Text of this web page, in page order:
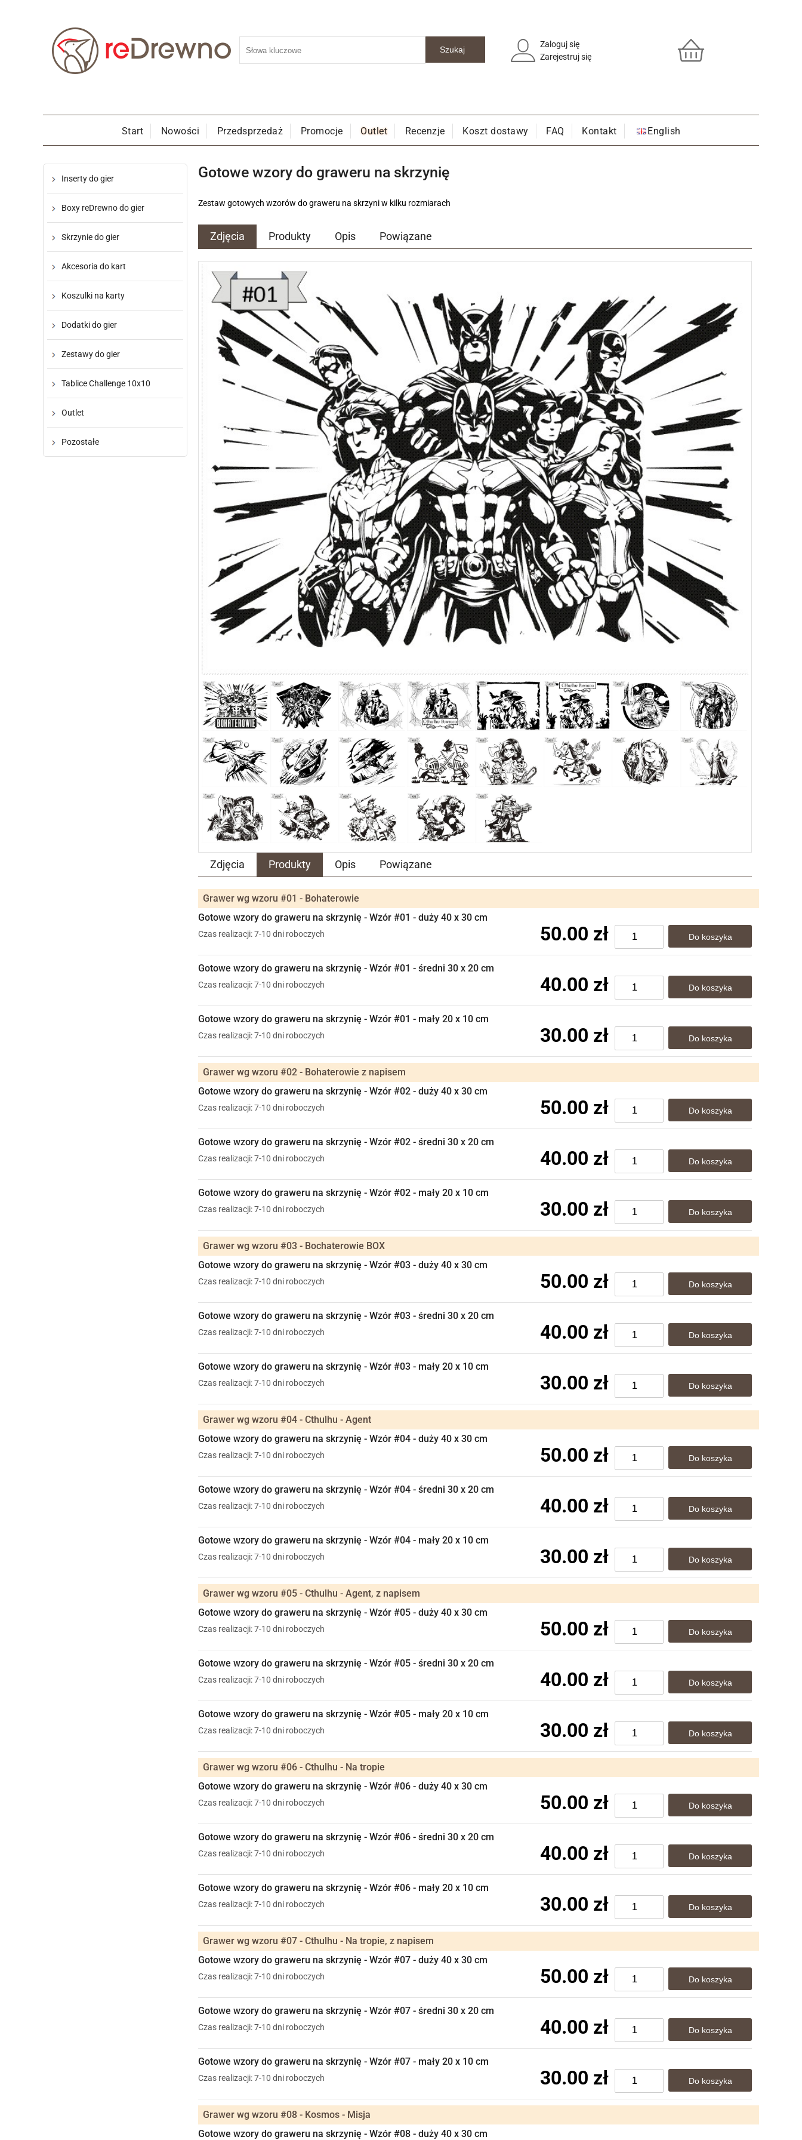
Zaloguj się
Zarejestruj się
Start Nowości Przedsprzedaż Promocje Outlet Recenzje Koszt dostawy FAQ Kontakt English
Inserty do gier
Boxy reDrewno do gier
Skrzynie do gier
Akcesoria do kart
Koszulki na karty
Dodatki do gier
Zestawy do gier
Tablice Challenge 10x10
Outlet
Pozostałe
Gotowe wzory do graweru na skrzynię
Zestaw gotowych wzorów do graweru na skrzyni w kilku rozmiarach
Zdjęcia Produkty Opis Powiązane
Zdjęcia Produkty Opis Powiązane
Grawer wg wzoru #01 - Bohaterowie
Gotowe wzory do graweru na skrzynię - Wzór #01 - duży 40 x 30 cm
Czas realizacji: 7-10 dni roboczych 50.00 zł
Gotowe wzory do graweru na skrzynię - Wzór #01 - średni 30 x 20 cm
Czas realizacji: 7-10 dni roboczych 40.00 zł
Gotowe wzory do graweru na skrzynię - Wzór #01 - mały 20 x 10 cm
Czas realizacji: 7-10 dni roboczych 30.00 zł
Grawer wg wzoru #02 - Bohaterowie z napisem
Gotowe wzory do graweru na skrzynię - Wzór #02 - duży 40 x 30 cm
Czas realizacji: 7-10 dni roboczych 50.00 zł
Gotowe wzory do graweru na skrzynię - Wzór #02 - średni 30 x 20 cm
Czas realizacji: 7-10 dni roboczych 40.00 zł
Gotowe wzory do graweru na skrzynię - Wzór #02 - mały 20 x 10 cm
Czas realizacji: 7-10 dni roboczych 30.00 zł
Grawer wg wzoru #03 - Bochaterowie BOX
Gotowe wzory do graweru na skrzynię - Wzór #03 - duży 40 x 30 cm
Czas realizacji: 7-10 dni roboczych 50.00 zł
Gotowe wzory do graweru na skrzynię - Wzór #03 - średni 30 x 20 cm
Czas realizacji: 7-10 dni roboczych 40.00 zł
Gotowe wzory do graweru na skrzynię - Wzór #03 - mały 20 x 10 cm
Czas realizacji: 7-10 dni roboczych 30.00 zł
Grawer wg wzoru #04 - Cthulhu - Agent
Gotowe wzory do graweru na skrzynię - Wzór #04 - duży 40 x 30 cm
Czas realizacji: 7-10 dni roboczych 50.00 zł
Gotowe wzory do graweru na skrzynię - Wzór #04 - średni 30 x 20 cm
Czas realizacji: 7-10 dni roboczych 40.00 zł
Gotowe wzory do graweru na skrzynię - Wzór #04 - mały 20 x 10 cm
Czas realizacji: 7-10 dni roboczych 30.00 zł
Grawer wg wzoru #05 - Cthulhu - Agent, z napisem
Gotowe wzory do graweru na skrzynię - Wzór #05 - duży 40 x 30 cm
Czas realizacji: 7-10 dni roboczych 50.00 zł
Gotowe wzory do graweru na skrzynię - Wzór #05 - średni 30 x 20 cm
Czas realizacji: 7-10 dni roboczych 40.00 zł
Gotowe wzory do graweru na skrzynię - Wzór #05 - mały 20 x 10 cm
Czas realizacji: 7-10 dni roboczych 30.00 zł
Grawer wg wzoru #06 - Cthulhu - Na tropie
Gotowe wzory do graweru na skrzynię - Wzór #06 - duży 40 x 30 cm
Czas realizacji: 7-10 dni roboczych 50.00 zł
Gotowe wzory do graweru na skrzynię - Wzór #06 - średni 30 x 20 cm
Czas realizacji: 7-10 dni roboczych 40.00 zł
Gotowe wzory do graweru na skrzynię - Wzór #06 - mały 20 x 10 cm
Czas realizacji: 7-10 dni roboczych 30.00 zł
Grawer wg wzoru #07 - Cthulhu - Na tropie, z napisem
Gotowe wzory do graweru na skrzynię - Wzór #07 - duży 40 x 30 cm
Czas realizacji: 7-10 dni roboczych 50.00 zł
Gotowe wzory do graweru na skrzynię - Wzór #07 - średni 30 x 20 cm
Czas realizacji: 7-10 dni roboczych 40.00 zł
Gotowe wzory do graweru na skrzynię - Wzór #07 - mały 20 x 10 cm
Czas realizacji: 7-10 dni roboczych 30.00 zł
Grawer wg wzoru #08 - Kosmos - Misja
Gotowe wzory do graweru na skrzynię - Wzór #08 - duży 40 x 30 cm